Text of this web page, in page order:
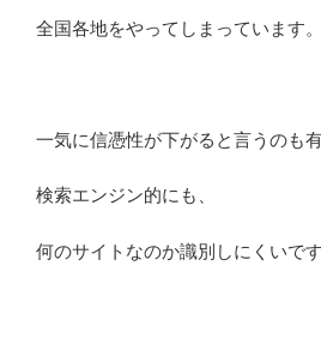
全国各地をやってしまっています。
一気に信憑性が下がると言うのも有
検索エンジン的にも、
何のサイトなのか識別しにくいです